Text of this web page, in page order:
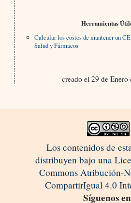
Herramientas
Calcular los costos de mantener un
Salud y Fármacos
creado el 29 de Enero
Los contenidos de
distribuyen bajo una
Commons Atribución-
CompartirIgual 4.0
Síguenos